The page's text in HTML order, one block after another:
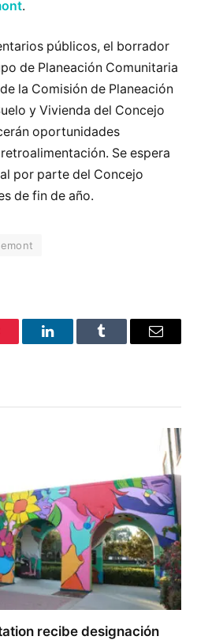
.
públicos, el borrador
de Planeación Comunitaria
la Comisión de Planeación
y Vivienda del Concejo
oportunidades
Se espera
por parte del Concejo
de fin de año.
LinkedInTumblr Email
recibe designación